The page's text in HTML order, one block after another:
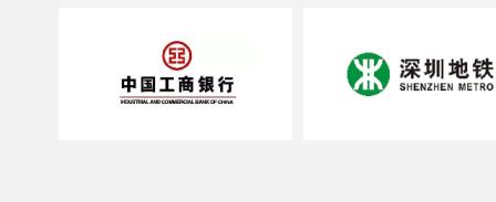
率先荣登中央电视